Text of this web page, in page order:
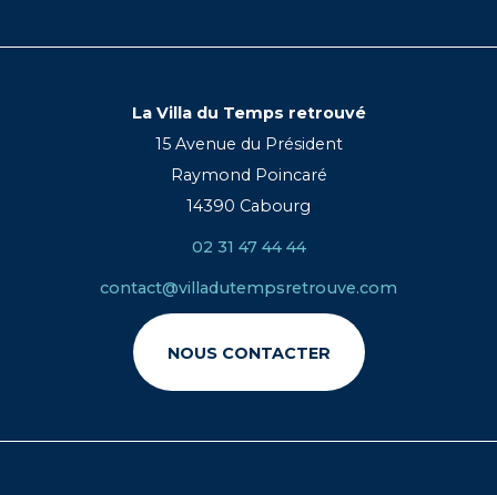
La Villa du Temps retrouvé
15 Avenue du Président
Raymond Poincaré
14390 Cabourg
02 31 47 44 44
contact@villadutempsretrouve.com
NOUS CONTACTER